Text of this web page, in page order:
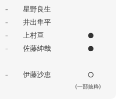
-
星野良生
-
井出隼平
- 上村亘
●
- 佐藤紳哉
●
- 伊藤沙恵 ○
(一部抜粋)